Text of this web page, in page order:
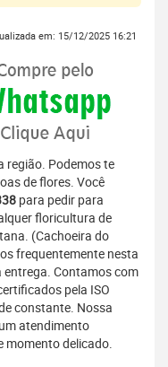
em: 15/12/2025 16:21
região. Podemos te
de flores. Você
para pedir para
floricultura de
(Cachoeira do
frequentemente nesta
entrega. Contamos com
pela ISO
constante. Nossa
atendimento
momento delicado.